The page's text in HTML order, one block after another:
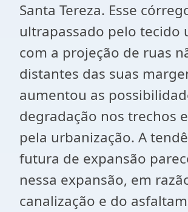
Santa Tereza. Esse
ultrapassado pelo tecido
com a projeção de ruas
distantes das suas
aumentou as
degradação nos trechos
pela urbanização. A
futura de expansão
nessa expansão, em
canalização e do